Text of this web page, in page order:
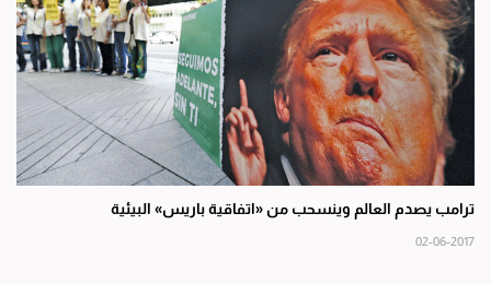
ترامب يصدم العالم وينسحب من «اتفاقية باريس» البيئية
02-06-2017